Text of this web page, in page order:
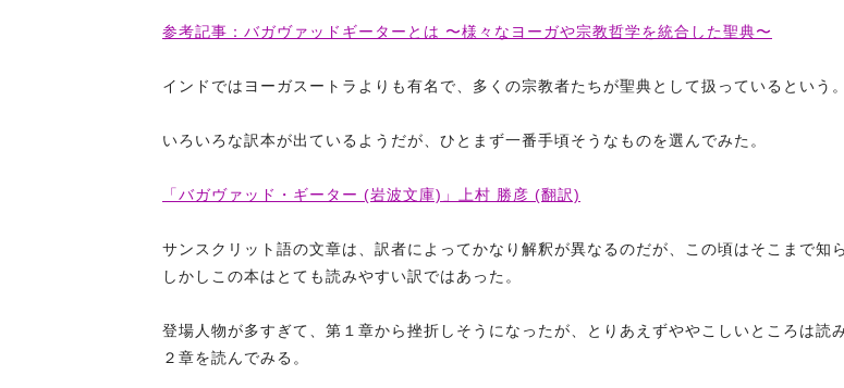
参考記事：バガヴァッドギーターとは 〜様々なヨーガや宗教哲学を統合した聖典〜
インドではヨーガスートラよりも有名で、多くの宗教者たちが聖典として扱っているという。
いろいろな訳本が出ているようだが、ひとまず一番手頃そうなものを選んでみた。
「バガヴァッド・ギーター (岩波文庫)」上村 勝彦 (翻訳)
サンスクリット語の文章は、訳者によってかなり解釈が異なるのだが、この頃はそこまで知
しかしこの本はとても読みやすい訳ではあった。
登場人物が多すぎて、第１章から挫折しそうになったが、とりあえずややこしいところは読
２章を読んでみる。